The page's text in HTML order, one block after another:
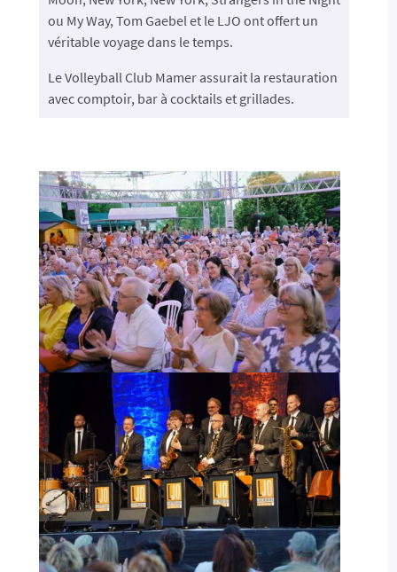
ou My Way, Tom Gaebel et le LJO ont offert un
véritable voyage dans le temps.
Le Volleyball Club Mamer assurait la restauration
avec comptoir, bar à cocktails et grillades.